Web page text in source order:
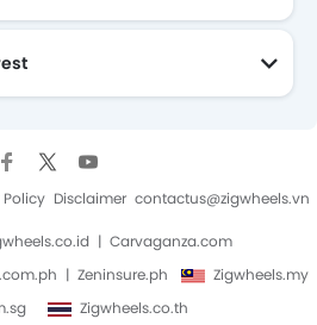
Policy Disclaimer contactus@zigwheels.vn
Carvaganza.com
Zeninsure.ph
Zigwheels.my
Zigwheels.co.th